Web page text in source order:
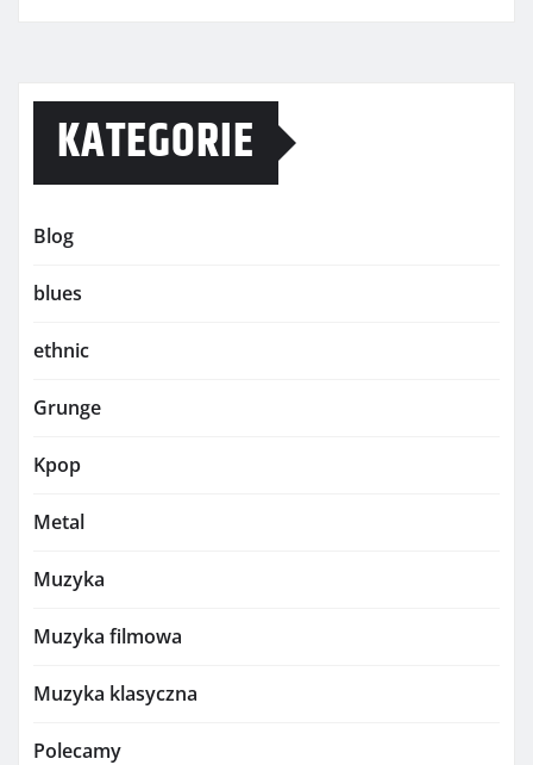
KATEGORIE
Blog
blues
ethnic
Grunge
Kpop
Metal
Muzyka
Muzyka filmowa
Muzyka klasyczna
Polecamy